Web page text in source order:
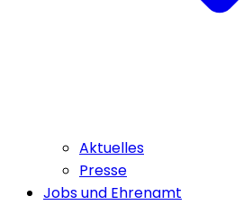
Aktuelles
Presse
Jobs und Ehrenamt